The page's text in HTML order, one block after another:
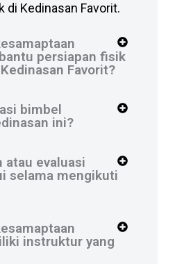
di Kedinasan Favorit.
persiapan fisik
Favorit?
bimbel
ini?
atau evaluasi
selama mengikuti
instruktur yang